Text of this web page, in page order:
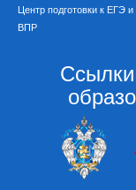
Центр подготовки к ЕГЭ
ВПР